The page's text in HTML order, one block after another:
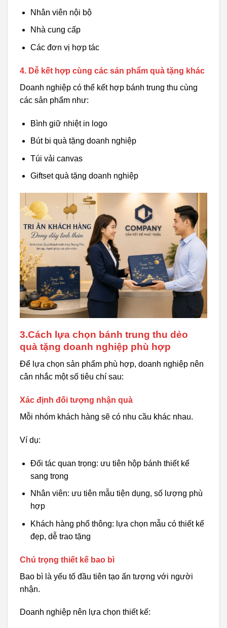
Nhân viên nội bộ
Nhà cung cấp
Các đơn vị hợp tác
4. Dễ kết hợp cùng các sản phẩm quà tặng khác
Doanh nghiệp có thể kết hợp bánh trung thu cùng
các sản phẩm như:
Bình giữ nhiệt in logo
Bút bi quà tặng doanh nghiệp
Túi vải canvas
Giftset quà tặng doanh nghiệp
3.Cách lựa chọn bánh trung thu dẻo
quà tặng doanh nghiệp phù hợp
Để lựa chọn sản phẩm phù hợp, doanh nghiệp nên
cân nhắc một số tiêu chí sau:
Xác định đối tượng nhận quà
Mỗi nhóm khách hàng sẽ có nhu cầu khác nhau.
Ví dụ:
Đối tác quan trọng: ưu tiên hộp bánh thiết kế
sang trọng
Nhân viên: ưu tiên mẫu tiện dụng, số lượng phù
hợp
Khách hàng phổ thông: lựa chọn mẫu có thiết kế
đẹp, dễ trao tặng
Chú trọng thiết kế bao bì
Bao bì là yếu tố đầu tiên tạo ấn tượng với người
nhận.
Doanh nghiệp nên lựa chọn thiết kế: